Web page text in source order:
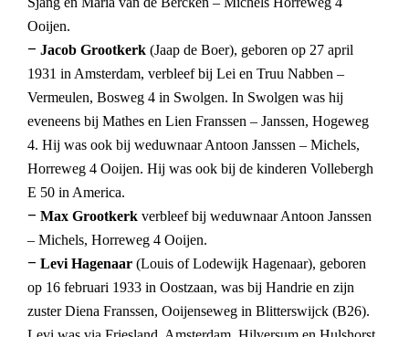
Ooijen.
– Jacob Grootkerk (Jaap de Boer), geboren op 27 april
1931 in Amsterdam, verbleef bij Lei en Truu Nabben –
Vermeulen, Bosweg 4 in Swolgen. In Swolgen was hij
eveneens bij Mathes en Lien Franssen – Janssen, Hogeweg
4. Hij was ook bij weduwnaar Antoon Janssen – Michels,
Horreweg 4 Ooijen. Hij was ook bij de kinderen Vollebergh
E 50 in America.
– Max Grootkerk verbleef bij weduwnaar Antoon Janssen
– Michels, Horreweg 4 Ooijen.
– Levi Hagenaar (Louis of Lodewijk Hagenaar), geboren
op 16 februari 1933 in Oostzaan, was bij Handrie en zijn
zuster Diena Franssen, Ooijenseweg in Blitterswijck (B26).